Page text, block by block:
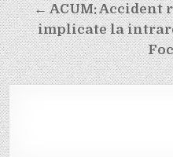
← ACUM: Accident
implicate la